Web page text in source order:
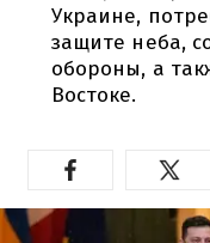
Украине,
защите неба,
обороны, а
Востоке.